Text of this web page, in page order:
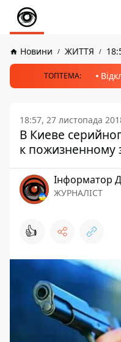
Новини ЖИТТЯ
ТОПТЕМА:
18:57, 27 листопада
В Киеве
к пожизненному
Інформатор
ЖУРНАЛІСТ
👍